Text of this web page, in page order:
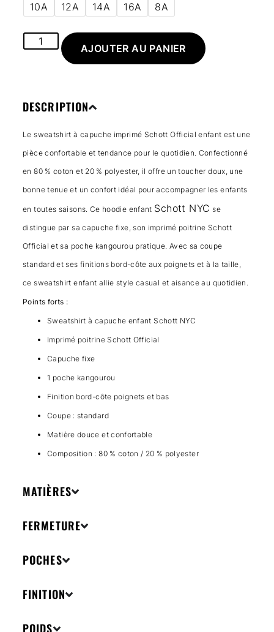
10A 12A 14A 16A 8A
AJOUTER AU PANIER
DESCRIPTION
Le sweatshirt à capuche imprimé Schott Official enfant est une
pièce confortable et tendance pour le quotidien. Confectionné
en 80 % coton et 20 % polyester, il offre un toucher doux, une
bonne tenue et un confort idéal pour accompagner les enfants
en toutes saisons. Ce hoodie enfant Schott NYC se
distingue par sa capuche fixe, son imprimé poitrine Schott
Official et sa poche kangourou pratique. Avec sa coupe
standard et ses finitions bord-côte aux poignets et à la taille,
ce sweatshirt enfant allie style casual et aisance au quotidien.
Points forts :
Sweatshirt à capuche enfant Schott NYC
Imprimé poitrine Schott Official
Capuche fixe
1 poche kangourou
Finition bord-côte poignets et bas
Coupe : standard
Matière douce et confortable
Composition : 80 % coton / 20 % polyester
MATIÈRES
FERMETURE
POCHES
FINITION
POIDS